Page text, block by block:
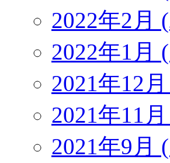
2022年2月
2022年1月
2021年12
2021年11
2021年9月